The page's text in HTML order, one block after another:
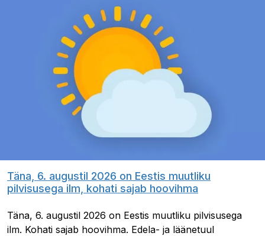
Täna, 6. augustil 2026 on Eestis muutliku
pilvisusega ilm, kohati sajab hoovihma
Täna, 6. augustil 2026 on Eestis muutliku pilvisusega
ilm. Kohati sajab hoovihma. Edela- ja läänetuul